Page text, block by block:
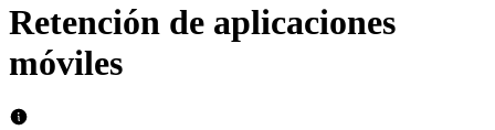
Retención de aplicaciones
móviles